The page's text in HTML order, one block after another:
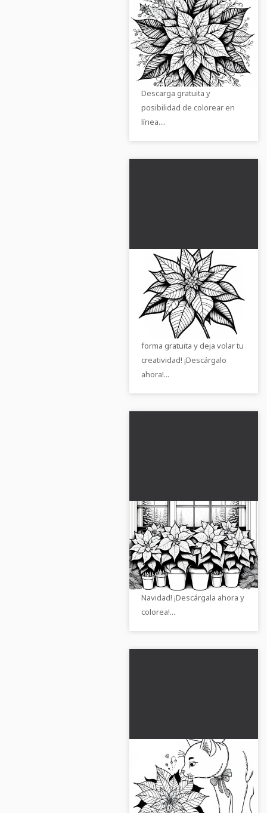
Dibujo para colorear
de la estrella de
Navidad - Imagen
gratuita para
descargar
¡Consigue nuestra imagen
para colorear de la estrella
de Navidad en formato JPG!
Descarga gratuita y
posibilidad de colorear en
línea....
Flor de la planta:
Dibujo para colorear
de Poinsettia gratis
¡Descarga nuestro dibujo
para colorear del motivo de
la estrella de Navidad de
forma gratuita y deja volar tu
creatividad! ¡Descárgalo
ahora!...
Varios dibujos para
colorear de flores de
Navidad gratis
¡Diseña nuestra imagen para
colorear gratuita con varias
flores, incluido el punto de
Navidad! ¡Descárgala ahora y
colorea!...
Gato olfatea una flor
de pascua plantilla
para colorear gratis
Consigue la plantilla de
dibujo gratuita con un gato